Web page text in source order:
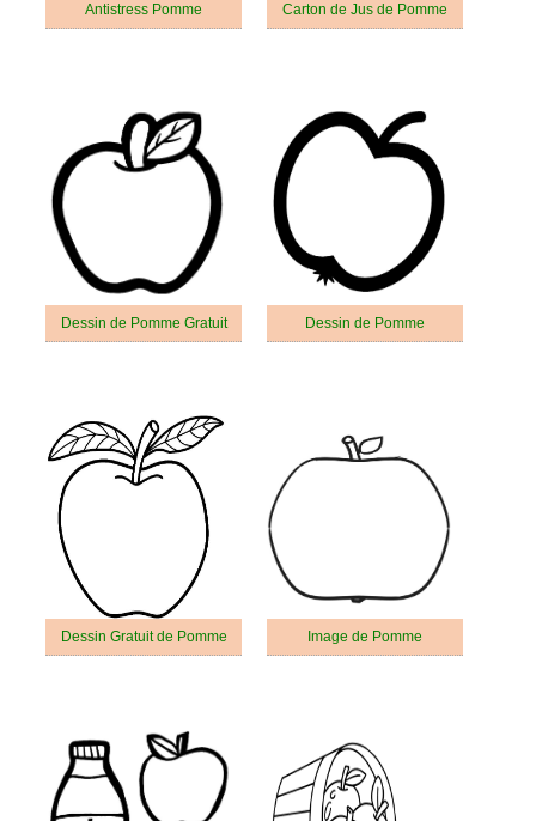
Antistress Pomme Carton de Jus de Pomme
Dessin de Pomme Gratuit Dessin de Pomme
Dessin Gratuit de Pomme Image de Pomme